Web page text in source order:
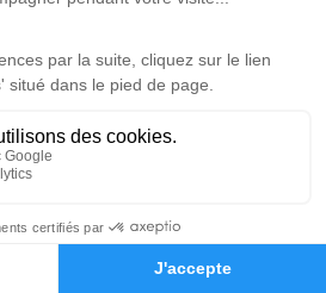
Hommages
d’arbre hommage est
Je rends hommage
sur-Voueize
sur-Voueize